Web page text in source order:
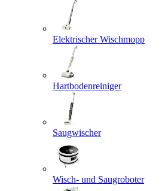
Elektrischer Wischmopp
Hartbodenreiniger
Saugwischer
Wisch- und Saugroboter